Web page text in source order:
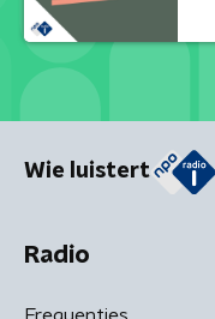
Wie luistert
Radio
Frequenties